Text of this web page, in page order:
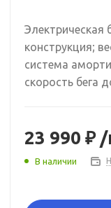
Электрическая
конструкция;
система
скорость бега
23 990 ₽/
В наличии